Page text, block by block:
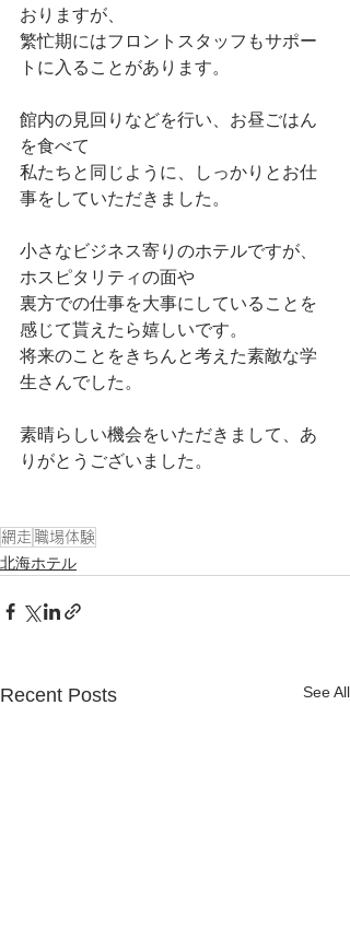
おりますが、
繁忙期にはフロントスタッフもサポー
トに入ることがあります。
館内の見回りなどを行い、お昼ごはん
を食べて
私たちと同じように、しっかりとお仕
事をしていただきました。
小さなビジネス寄りのホテルですが、
ホスピタリティの面や
裏方での仕事を大事にしていることを
感じて貰えたら嬉しいです。
将来のことをきちんと考えた素敵な学
生さんでした。
素晴らしい機会をいただきまして、あ
りがとうございました。
網走 職場体験
北海ホテル
Recent Posts See All